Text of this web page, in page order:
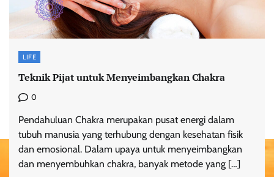
LIFE
Teknik Pijat untuk Menyeimbangkan Chakra
0
Pendahuluan Chakra merupakan pusat energi dalam
tubuh manusia yang terhubung dengan kesehatan fisik
dan emosional. Dalam upaya untuk menyeimbangkan
dan menyembuhkan chakra, banyak metode yang […]